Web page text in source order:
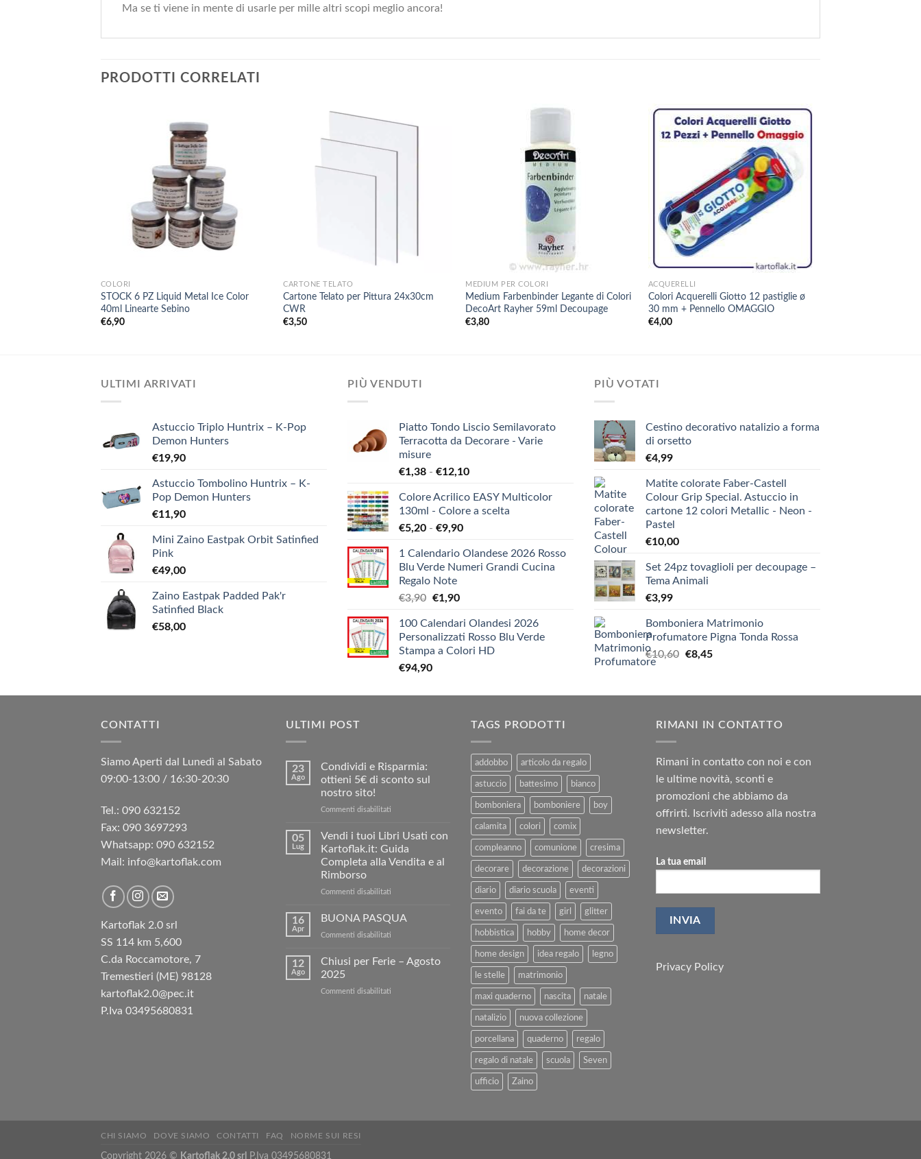
Ma se ti viene in mente di usarle per mille altri scopi meglio ancora!
PRODOTTI CORRELATI
COLORI
STOCK 6 PZ Liquid Metal Ice Color
40ml Linearte Sebino
€6,90
CARTONE TELATO
Cartone Telato per Pittura 24x30cm
CWR
€3,50
MEDIUM PER COLORI
Medium Farbenbinder Legante di Colori
DecoArt Rayher 59ml Decoupage
€3,80
ACQUERELLI
Colori Acquerelli Giotto 12 pastiglie ø
30 mm + Pennello OMAGGIO
€4,00
ULTIMI ARRIVATI
Astuccio Triplo Huntrix – K-Pop
Demon Hunters
€19,90
Astuccio Tombolino Huntrix – K-
Pop Demon Hunters
€11,90
Mini Zaino Eastpak Orbit Satinfied
Pink
€49,00
Zaino Eastpak Padded Pak'r
Satinfied Black
€58,00
PIÙ VENDUTI
Piatto Tondo Liscio Semilavorato
Terracotta da Decorare - Varie
misure
€1,38 - €12,10Fascia
prezzo:
da
€12,10
Colore Acrilico EASY Multicolor
130ml - Colore a scelta
€5,20 - €9,90Fascia
prezzo:
da
1 Calendario Olandese 2026 Rosso
Blu Verde Numeri Grandi Cucina
Regalo Note
€3,90 Il
originale
era:
€3,90.
€1,90Il
attuale
è:
€1,90.
100 Calendari Olandesi 2026
Personalizzati Rosso Blu Verde
Stampa a Colori HD
€94,90
PIÙ VOTATI
Cestino decorativo natalizio a forma
di orsetto
€4,99
Matite colorate Faber-Castell
Colour Grip Special. Astuccio in
cartone 12 colori Metallic - Neon -
Pastel
€10,00
Set 24pz tovaglioli per decoupage –
Tema Animali
€3,99
Bomboniera Matrimonio
Profumatore Pigna Tonda Rossa
€10,60 Il
era:
€8,45Il
è:
CONTATTI
Siamo Aperti dal Lunedì al Sabato
09:00-13:00 / 16:30-20:30
Tel.: 090 632152
Fax: 090 3697293‬
Whatsapp: 090 632152
Mail: info@kartoflak.com
Kartoflak 2.0 srl
SS 114 km 5,600
C.da Roccamotore, 7
Tremestieri (ME) 98128
kartoflak2.0@pec.it
P.Iva 03495680831
ULTIMI POST
23
Ago
Condividi e Risparmia:
ottieni 5€ di sconto sul
nostro sito!
Commenti disabilitati
e
Risparmia:
5€
nostro
sito!
05
Lug
Vendi i tuoi Libri Usati con
Kartoflak.it: Guida
Completa alla Vendita e al
Rimborso
Commenti disabilitati
i
tuoi
con
16
Apr
BUONA PASQUA
Commenti disabilitati
PASQUA
12
Ago
Chiusi per Ferie – Agosto
2025
Commenti disabilitati
TAGS PRODOTTI
addobbo articolo da regalo
astuccio battesimo bianco
bomboniera bomboniere boy
calamita colori comix
compleanno comunione cresima
decorare decorazione decorazioni
diario diario scuola eventi
evento fai da te girl glitter
hobbistica hobby home decor
home design idea regalo legno
le stelle matrimonio
maxi quaderno nascita natale
natalizio nuova collezione
porcellana quaderno regalo
regalo di natale scuola Seven
ufficio Zaino
RIMANI IN CONTATTO
Rimani in contatto con noi e con
le ultime novità, sconti e
promozioni che abbiamo da
offrirti. Iscriviti adesso alla nostra
newsletter.
La tua email
Privacy Policy
CHI SIAMO DOVE SIAMO CONTATTI FAQ NORME SUI RESI
Copyright 2026 © Kartoflak 2.0 srl P.Iva 03495680831